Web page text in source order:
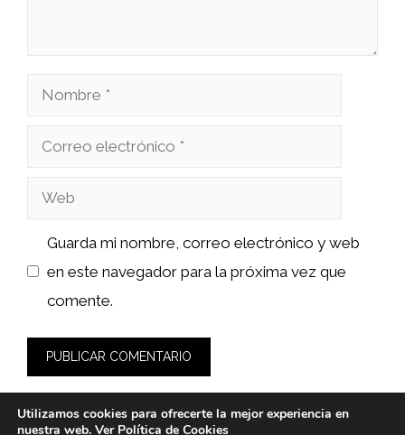
Nombre
Correo
Web
Guarda mi nombre, correo electrónico y web
en este navegador para la próxima vez que
comente.
Utilizamos cookies para ofrecerte la mejor experiencia en
nuestra web. Ver Política de Cookies